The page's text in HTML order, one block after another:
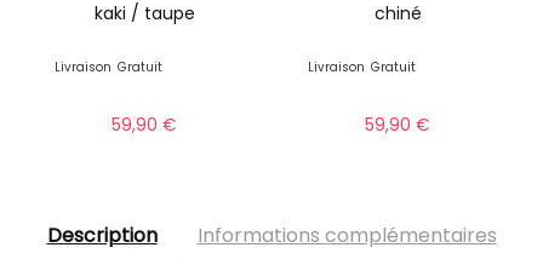
kaki / taupe
Livraison Gratuit
59,90€
chiné
Livraison Gratuit
59,90€
Description Informations complémentaires